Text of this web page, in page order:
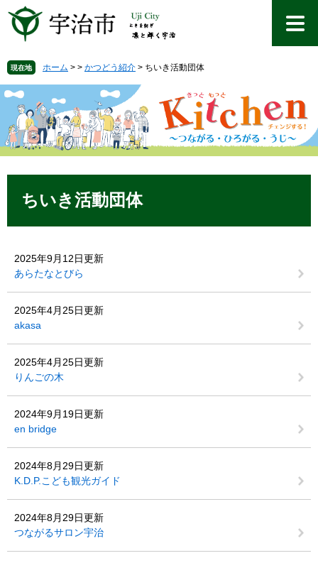
先
で
。
を
ば
て
本
文
現在地 ホーム > > かつどう紹介 > ちいき活動団体
ちいき活動団体
2025年9月12日更新
あらたなとびら
2025年4月25日更新
akasa
2025年4月25日更新
りんごの木
2024年9月19日更新
en bridge
2024年8月29日更新
K.D.P.こども観光ガイド
2024年8月29日更新
つながるサロン宇治